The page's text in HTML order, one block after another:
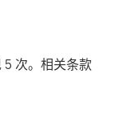
5 次。相关条款